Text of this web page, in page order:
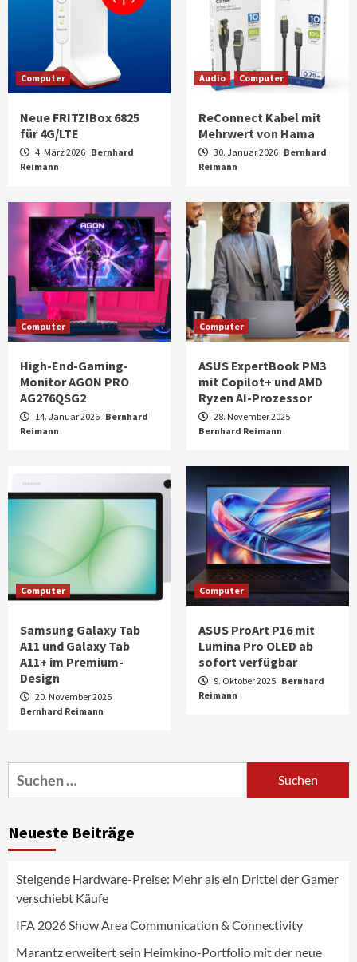
Computer
Neue FRITZ!Box 6825
für 4G/LTE
4. März 2026 Bernhard
Reimann
Audio Computer
ReConnect Kabel mit
Mehrwert von Hama
30. Januar 2026 Bernhard
Reimann
Computer
High-End-Gaming-
Monitor AGON PRO
AG276QSG2
14. Januar 2026 Bernhard
Reimann
Computer
ASUS ExpertBook PM3
mit Copilot+ und AMD
Ryzen AI-Prozessor
28. November 2025
Bernhard Reimann
Computer
Samsung Galaxy Tab
A11 und Galaxy Tab
A11+ im Premium-
Design
20. November 2025
Bernhard Reimann
Computer
ASUS ProArt P16 mit
Lumina Pro OLED ab
sofort verfügbar
9. Oktober 2025 Bernhard
Reimann
Suchen
nach:
Neueste Beiträge
Steigende Hardware-Preise: Mehr als ein Drittel der Gamer
verschiebt Käufe
IFA 2026 Show Area Communication & Connectivity
Marantz erweitert sein Heimkino-Portfolio mit der neue
Aktuell
4
News aus dem Internet
Fernsehgeräte
5
NIQ kehrt zur IFA 2026 zurück und prägt
die Branchendebatte